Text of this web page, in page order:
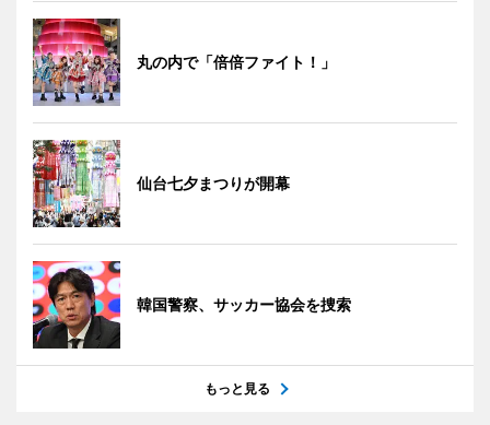
丸の内で「倍倍ファイト！」
仙台七夕まつりが開幕
韓国警察、サッカー協会を捜索
もっと見る